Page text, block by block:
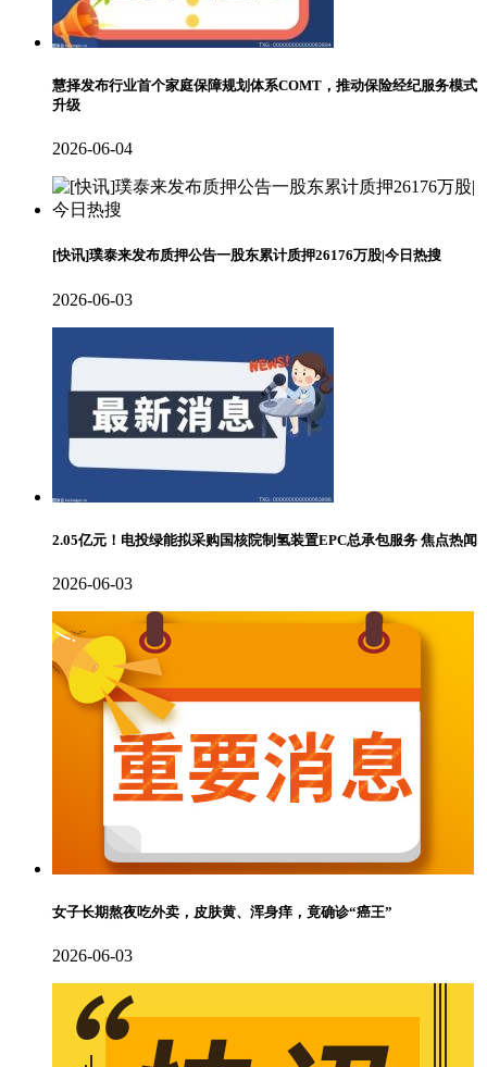
慧择发布行业首个家庭保障规划体系COMT，推动保险经纪服务模式
升级
2026-06-04
[快讯]璞泰来发布质押公告一股东累计质押26176万股|今日热搜
2026-06-03
2.05亿元！电投绿能拟采购国核院制氢装置EPC总承包服务 焦点热闻
2026-06-03
女子长期熬夜吃外卖，皮肤黄、浑身痒，竟确诊“癌王”
2026-06-03